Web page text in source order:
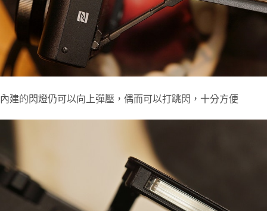
內建的閃燈仍可以向上彈壓，偶而可以打跳閃，十分方便